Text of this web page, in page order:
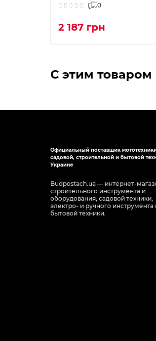
0
2 187 грн
С этим
Официальный поставщик
садовой, строительной и бытовой
Украине
Budpostach.ua — интернет-
строительного инструмента и
оборудования, садовой техники,
электро- и ручного инструмента
бытовой техники.